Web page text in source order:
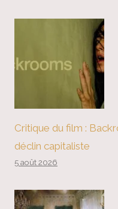
Critique du film :
déclin capitaliste
5 août 2026